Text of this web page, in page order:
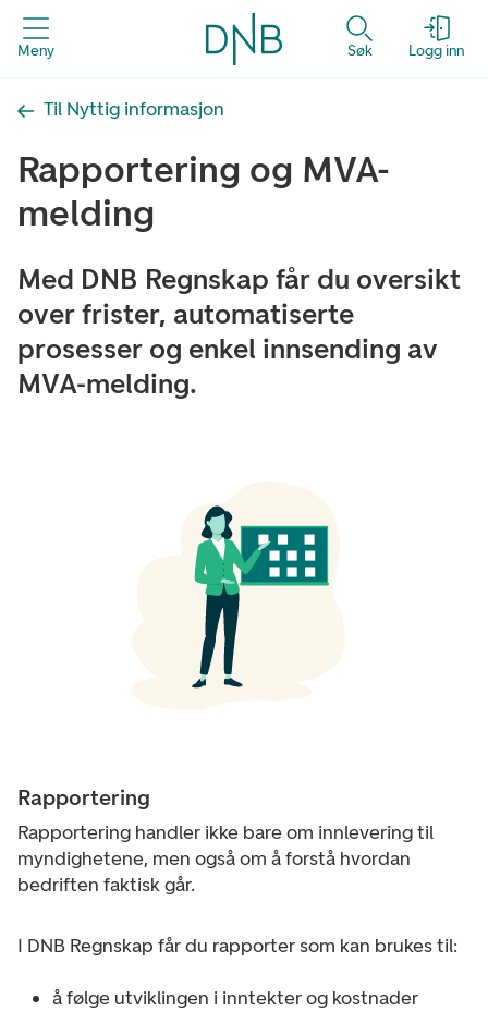
Meny Søk Logg inn
Til Nyttig informasjon
Rapportering og MVA-
melding
Med DNB Regnskap får du oversikt
over frister, automatiserte
prosesser og enkel innsending av
MVA-melding.
Rapportering
Rapportering handler ikke bare om innlevering til
myndighetene, men også om å forstå hvordan
bedriften faktisk går.
I DNB Regnskap får du rapporter som kan brukes til:
å følge utviklingen i inntekter og kostnader